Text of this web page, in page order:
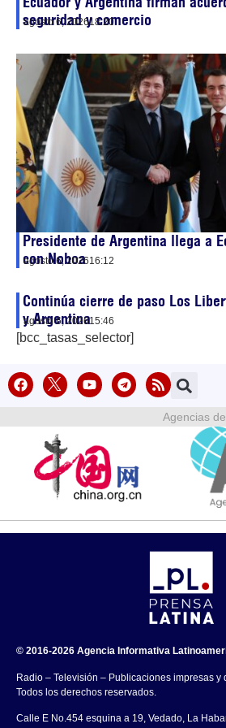
seguridad y comercio
agosto 6, 202618:20
Presidente de Argentina llega a
con Noboa
agosto 6, 202616:12
Continúa cierre de paso Los
y Argentina
agosto 6, 202615:46
[bcc_tasas_selector]
Agencias
© 2016-2026 Agencia Informativa
Radio – Televisión – Publicaciones impresas y
Todos los derechos reservados.
Calle E No.454 esquina a 19, Vedado, La